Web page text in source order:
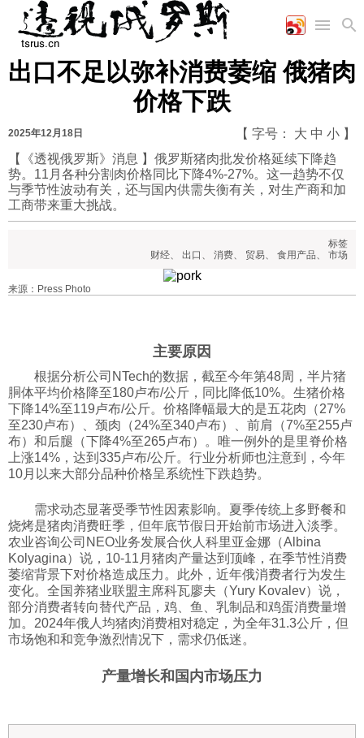
首页
国际
时政
陆军
军事合作
评论
工业
能源
农业
科技
社会
美食
娱乐
历史
体育
旅游
图片新闻
漫画
视频
图表
出口不足以弥补消费萎缩 俄猪肉
价格下跌
2025年12月18日 【 字号： 大 中 小 】
【《透视俄罗斯》消息 】俄罗斯猪肉批发价格延续下降趋
势。11月各种分割肉价格同比下降4%-27%。这一趋势不仅
与季节性波动有关，还与国内供需失衡有关，对生产商和加
工商带来重大挑战。
标签
财经、 出口 、 消费、 贸易、 食用产品、 市场
来源：Press Photo
主要原因
根据分析公司NTech的数据，截至今年第48周，半片猪
胴体平均价格降至180卢布/公斤，同比降低10%。生猪价格
下降14%至119卢布/公斤。价格降幅最大的是五花肉（27%
至230卢布）、颈肉（24%至340卢布）、前肩（7%至255卢
布）和后腿（下降4%至265卢布）。唯一例外的是里脊价格
上涨14%，达到335卢布/公斤。行业分析师也注意到，今年
10月以来大部分品种价格呈系统性下跌趋势。
需求动态显著受季节性因素影响。夏季传统上多野餐和
烧烤是猪肉消费旺季，但年底节假日开始前市场进入淡季。
农业咨询公司NEO业务发展合伙人科里亚金娜（Albina
Kolyagina）说，10-11月猪肉产量达到顶峰，在季节性消费
萎缩背景下对价格造成压力。此外，近年俄消费者行为发生
变化。全国养猪业联盟主席科瓦廖夫（Yury Kovalev）说，
部分消费者转向替代产品，鸡、鱼、乳制品和鸡蛋消费量增
加。2024年俄人均猪肉消费相对稳定，为全年31.3公斤，但
市场饱和和竞争激烈情况下，需求仍低迷。
产量增长和国内市场压力